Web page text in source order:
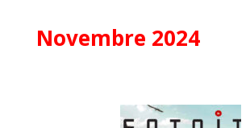
Novembre 2024